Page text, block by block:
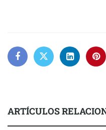
ARTÍCULOS